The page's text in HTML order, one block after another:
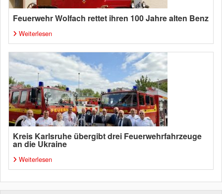
Feuerwehr Wolfach rettet ihren 100 Jahre alten Benz
Weiterlesen
Kreis Karlsruhe übergibt drei Feuerwehrfahrzeuge
an die Ukraine
Weiterlesen